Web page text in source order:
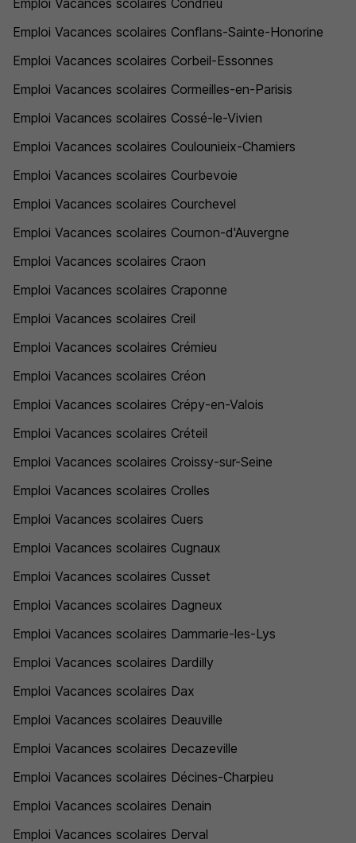
Emploi Vacances scolaires Condrieu
Emploi Vacances scolaires Conflans-Sainte-Honorine
Emploi Vacances scolaires Corbeil-Essonnes
Emploi Vacances scolaires Cormeilles-en-Parisis
Emploi Vacances scolaires Cossé-le-Vivien
Emploi Vacances scolaires Coulounieix-Chamiers
Emploi Vacances scolaires Courbevoie
Emploi Vacances scolaires Courchevel
Emploi Vacances scolaires Cournon-d'Auvergne
Emploi Vacances scolaires Craon
Emploi Vacances scolaires Craponne
Emploi Vacances scolaires Creil
Emploi Vacances scolaires Crémieu
Emploi Vacances scolaires Créon
Emploi Vacances scolaires Crépy-en-Valois
Emploi Vacances scolaires Créteil
Emploi Vacances scolaires Croissy-sur-Seine
Emploi Vacances scolaires Crolles
Emploi Vacances scolaires Cuers
Emploi Vacances scolaires Cugnaux
Emploi Vacances scolaires Cusset
Emploi Vacances scolaires Dagneux
Emploi Vacances scolaires Dammarie-les-Lys
Emploi Vacances scolaires Dardilly
Emploi Vacances scolaires Dax
Emploi Vacances scolaires Deauville
Emploi Vacances scolaires Decazeville
Emploi Vacances scolaires Décines-Charpieu
Emploi Vacances scolaires Denain
Emploi Vacances scolaires Derval